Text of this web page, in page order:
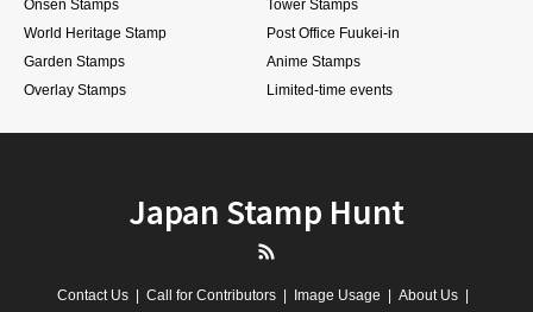
Onsen Stamps
Tower Stamps
World Heritage Stamp
Post Office Fuukei-in
Garden Stamps
Anime Stamps
Overlay Stamps
Limited-time events
Japan Stamp Hunt
Contact Us Call for Contributors Image Usage About Us